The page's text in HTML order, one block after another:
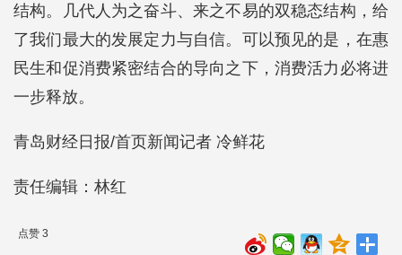
结构。几代人为之奋斗、来之不易的双稳态结构，给
了我们最大的发展定力与自信。可以预见的是，在惠
民生和促消费紧密结合的导向之下，消费活力必将进
一步释放。
青岛财经日报/首页新闻记者 冷鲜花
责任编辑：林红
点赞 3